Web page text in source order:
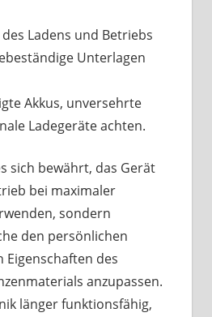
Ladens und Betriebs
Unterlagen
Akkus, unversehrte
Ladegeräte achten.
sich bewährt, das Gerät
bei maximaler
sondern
den persönlichen
des
anzupassen.
länger funktionsfähig,